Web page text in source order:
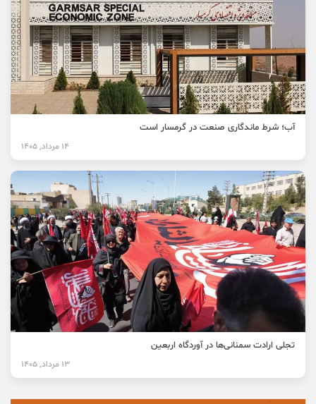
آب؛ شرط ماندگاری صنعت در گرمسار است
14 مرداد, 1405
تجلی ارادت سمنانی‌ها در آوردگاه اربعین
13 مرداد, 1405